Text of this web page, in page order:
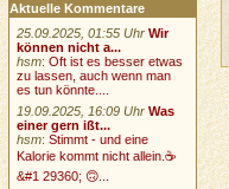
Aktuelle Kommentare
25.09.2025, 01:55 Uhr Wir
können nicht a...
hsm:Oft ist es besser etwas
zu lassen, auch wenn man
es tun könnte....
19.09.2025, 16:09 Uhr Was
einer gern ißt...
hsm:Stimmt - und eine
Kalorie kommt nicht allein.☕
&#1 29360; 🙃...